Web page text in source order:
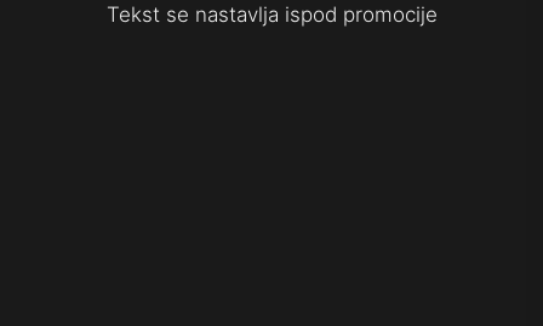
Tekst se nastavlja ispod promocije